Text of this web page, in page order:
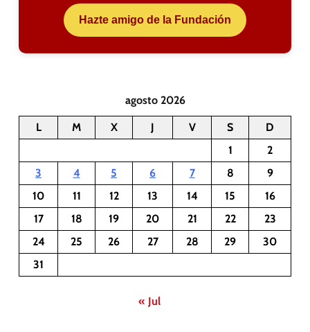
Hazte amigo de la Fundación
agosto 2026
L M X J V S
D
1
2
3
4 5 6 7 8
9
10
11 12 13 14 15
16
17
18 19 20 21 22
23
24
25 26 27 28 29
30
31
« Jul